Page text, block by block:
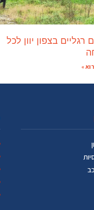
רגליים בצפון יוון לכל
»